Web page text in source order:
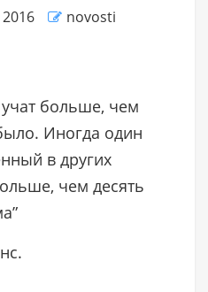
novosti
больше, чем
Иногда один
в других
чем десять